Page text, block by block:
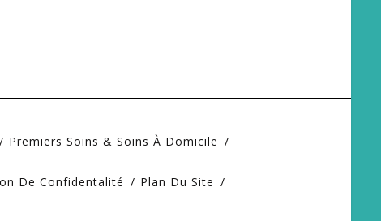
Premiers Soins & Soins À Domicile
De Confidentalité
Plan Du Site